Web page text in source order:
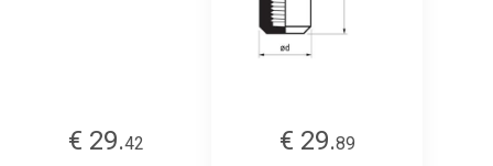
€ 29.42
€ 29.89